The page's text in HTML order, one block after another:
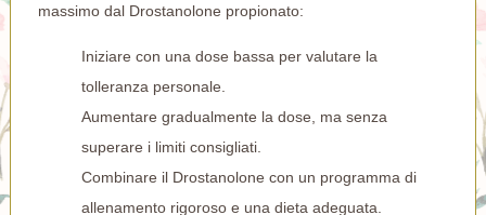
massimo dal Drostanolone propionato:
Iniziare con una dose bassa per valutare la
tolleranza personale.
Aumentare gradualmente la dose, ma senza
superare i limiti consigliati.
Combinare il Drostanolone con un programma di
allenamento rigoroso e una dieta adeguata.